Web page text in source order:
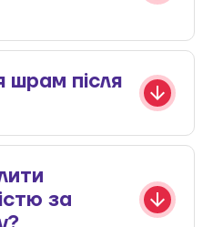
шрам після
за